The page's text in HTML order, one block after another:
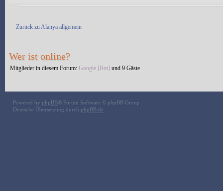
Zurück zu Alanya allgemein
Wer ist online?
Mitglieder in diesem Forum: Google [Bot] und 9 Gäste
Powered by phpBB® Forum Software © phpBB Group
Deutsche Übersetzung durch phpBB.de